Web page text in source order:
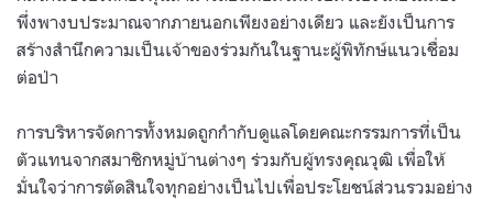
พึ่งพางบประมาณจากภายนอกเพียงอย่างเดียว และยังเป็นการ
สร้างสำนึกความเป็นเจ้าของร่วมกันในฐานะผู้พิทักษ์แนวเชื่อม
ต่อป่า
การบริหารจัดการทั้งหมดถูกกำกับดูแลโดยคณะกรรมการที่เป็น
ตัวแทนจากสมาชิกหมู่บ้านต่างๆ ร่วมกับผู้ทรงคุณวุฒิ เพื่อให้
มั่นใจว่าการตัดสินใจทุกอย่างเป็นไปเพื่อประโยชน์ส่วนรวมอย่าง